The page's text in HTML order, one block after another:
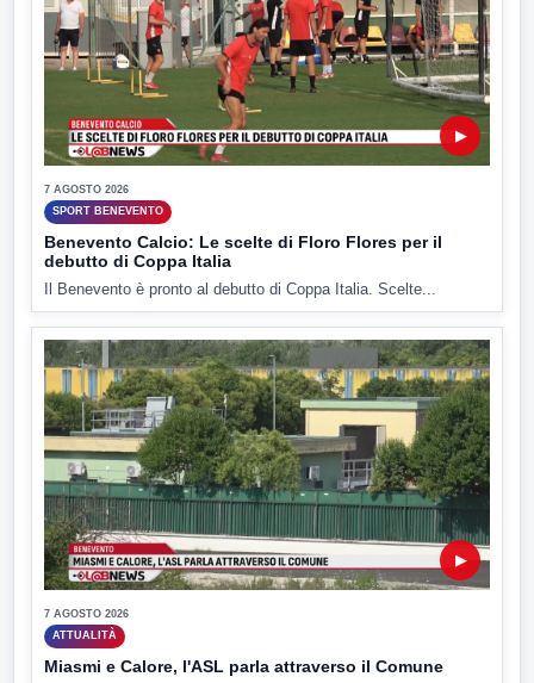
▶
7 AGOSTO 2026
SPORT BENEVENTO
Benevento Calcio: Le scelte di Floro Flores per il
debutto di Coppa Italia
Il Benevento è pronto al debutto di Coppa Italia. Scelte...
▶
7 AGOSTO 2026
ATTUALITÀ
Miasmi e Calore, l'ASL parla attraverso il Comune